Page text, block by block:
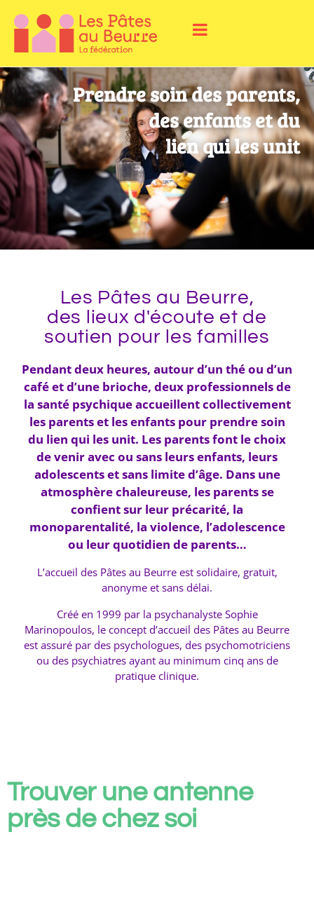
Prendre soin des parents,
des enfants et du
lien qui les unit
Les Pâtes au Beurre,
des lieux d'écoute et de
soutien pour les familles
Pendant deux heures, autour d’un thé ou d’un
café et d’une brioche, deux professionnels de
la santé psychique accueillent collectivement
les parents et les enfants pour prendre soin
du lien qui les unit. Les parents font le choix
de venir avec ou sans leurs enfants, leurs
adolescents et sans limite d’âge. Dans une
atmosphère chaleureuse, les parents se
confient sur leur précarité, la
monoparentalité, la violence, l’adolescence
ou leur quotidien de parents…
L’accueil des Pâtes au Beurre est solidaire, gratuit,
anonyme et sans délai.
Créé en 1999 par la psychanalyste Sophie
Marinopoulos, le concept d’accueil des Pâtes au Beurre
est assuré par des psychologues, des psychomotriciens
ou des psychiatres ayant au minimum cinq ans de
pratique clinique.
Trouver une antenne
près de chez soi